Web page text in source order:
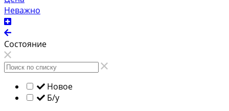
Неважно
Состояние
Новое
Б/у